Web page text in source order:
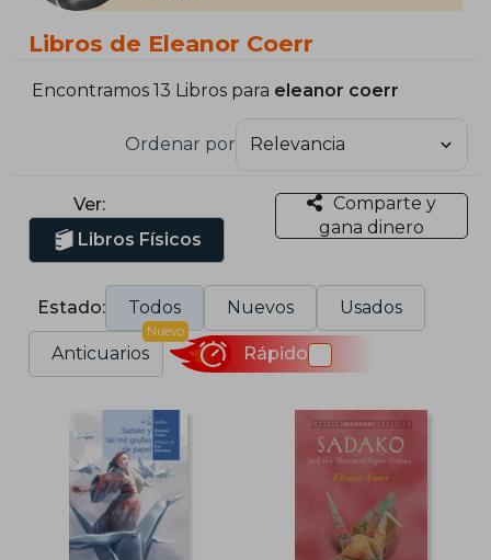
profesional como reportera periodística y
Monterey Peninsula College y escritura
California. Publicó, entre otras, la novela
cuenta la historia de Sadako Sasaki, una
niña de Hiroshima que murió de leucemia
por los efectos causados por la bomba
Libros de Eleanor Coerr
Encontramos 13 Libros para eleanor coerr
Ordenar por
Ver:
Libros Físicos
Comparte y
gana dinero
Estado: Todos Nuevos Usados
Anticuarios
Nuevo
Rápido